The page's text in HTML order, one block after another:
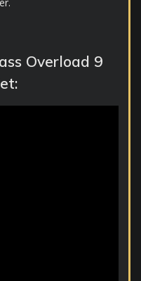
Overload 9